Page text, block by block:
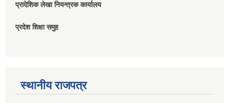
प्रादेशिक लेखा नियन्त्रक कार्यालय
प्रदेश शिक्षा समुह
स्थानीय राजपत्र